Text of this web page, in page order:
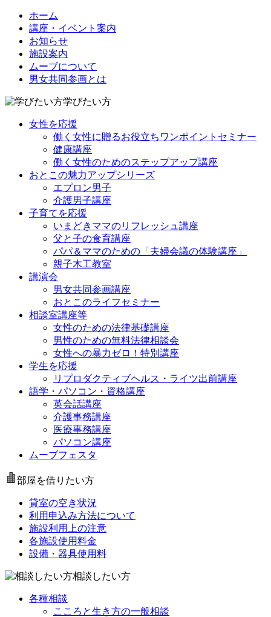
ホーム
講座・イベント案内
お知らせ
施設案内
ムーブについて
男女共同参画とは
学びたい方
女性を応援
働く女性に贈るお役立ちワンポイントセミナー
健康講座
働く女性のためのステップアップ講座
おとこの魅力アップシリーズ
エプロン男子
介護男子講座
子育てを応援
いまどきママのリフレッシュ講座
父と子の食育講座
パパ＆ママのための「夫婦会議の体験講座」
親子木工教室
講演会
男女共同参画講座
おとこのライフセミナー
相談室講座等
女性のための法律基礎講座
男性のための無料法律相談会
女性への暴力ゼロ！特別講座
学生を応援
リプロダクティブヘルス・ライツ出前講座
語学・パソコン・資格講座
英会話講座
介護事務講座
医療事務講座
パソコン講座
ムーブフェスタ
部屋を借りたい方
貸室の空き状況
利用申込み方法について
施設利用上の注意
各施設使用料金
設備・器具使用料
相談したい方
各種相談
こころと生き方の一般相談